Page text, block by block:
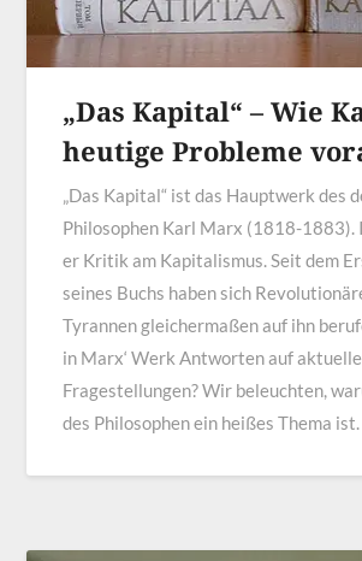
„Das Kapital“ – Wie
heutige Probleme
„Das Kapital“ ist das Hauptwerk des
Philosophen Karl Marx (1818-1883).
er Kritik am Kapitalismus. Seit dem
seines Buchs haben sich
Tyrannen gleichermaßen auf ihn
in Marx‘ Werk Antworten auf aktuelle
Fragestellungen? Wir beleuchten,
des Philosophen ein heißes Thema ist.